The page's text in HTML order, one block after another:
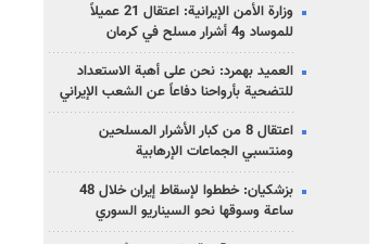
وزارة الأمن الإيرانية: اعتقال 21 عميلاً
للموساد و4 أشرار مسلح في كرمان
العميد بهمرد: نحن على أهبة الاستعداد
للتضحية بأرواحنا دفاعاً عن الشعب الإيراني
اعتقال 8 من كبار الأشرار المسلحين
ومنتسبي الجماعات الإرهابية
بزشكيان: خططوا لإسقاط إيران خلال 48
ساعة وسوقها نحو السيناريو السوري